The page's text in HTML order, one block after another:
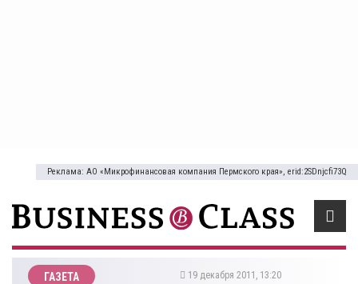
Реклама: АО «Микрофинансовая компания Пермского края», erid:2SDnjcfi73Q
ГАЗЕТА 19 декабря 2011, 13:20